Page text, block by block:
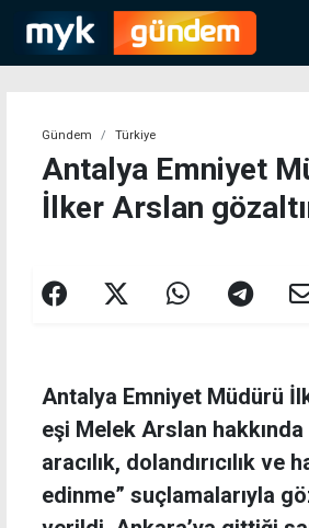
Gündem Türkiye
Antalya Emniyet
İlker Arslan
Antalya Emniyet Müdürü
eşi Melek Arslan
aracılık, dolandırıcılık ve
edinme” suçlamalarıyla